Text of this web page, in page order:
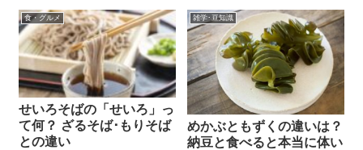
いストッキングの色選びガイ
ド。
食・グルメ
せいろそばの「せいろ」っ
て何？ ざるそば･もりそば
との違い
雑学･豆知識
めかぶともずくの違いは？
納豆と食べると本当に体い